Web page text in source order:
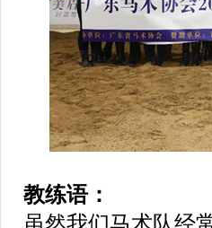
教练语：